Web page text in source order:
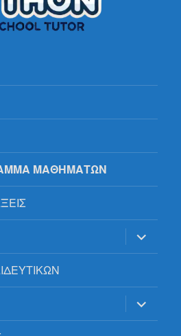
ΜΑΘΗΜΑΤΩΝ
του
μενού
του
μενού